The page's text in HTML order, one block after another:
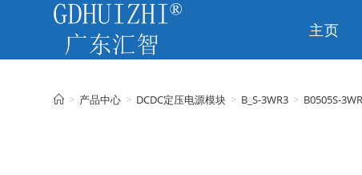
主页
> 产品中心 > DCDC定压电源模块 > B_S-3WR3 > B0505S-